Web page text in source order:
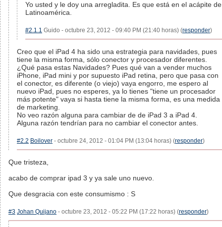
Yo usted y le doy una arregladita. Es que está en el acápite de
Latinoamérica.
#2.1.1 Guido - octubre 23, 2012 - 09:40 PM (21:40 horas) (responder)
Creo que el iPad 4 ha sido una estrategia para navidades, pues
tiene la misma forma, sólo conector y procesador diferentes.
¿Qué pasa estas Navidades? Pues qué van a vender muchos
iPhone, iPad mini y por supuesto iPad retina, pero que pasa con
el conector, es diferente (o viejo) vaya engorro, me espero al
nuevo iPad, pues no esperes, ya lo tienes "tiene un procesador
más potente" vaya si hasta tiene la misma forma, es una medida
de marketing.
No veo razón alguna para cambiar de de iPad 3 a iPad 4.
Alguna razón tendrían para no cambiar el conector antes.
#2.2 Boilover - octubre 24, 2012 - 01:04 PM (13:04 horas) (responder)
Que tristeza,
acabo de comprar ipad 3 y ya sale uno nuevo.
Que desgracia con este consumismo : S
#3 Johan Quijano - octubre 23, 2012 - 05:22 PM (17:22 horas) (responder)